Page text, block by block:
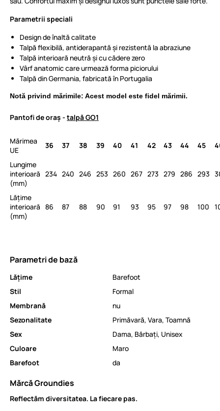
Parametrii speciali
Design de înaltă calitate
Talpă flexibilă, antiderapantă și rezistentă la abraziune
Talpă interioară neutră și cu cădere zero
Vârf anatomic care urmează forma piciorului
Talpă din Germania, fabricată în Portugalia
Notă privind mărimile: Acest model este fidel mărimii.
Pantofi de oraș - talpă GO1
Mărimea
UE
36 37 38 39 40 41 42 43 44 45
Lungime
interioară
(mm)
234 240 246 253 260 267 273 279 286 293
Lățime
interioară
(mm)
86 87 88 90 91 93 95 97 98 100
Parametri de bază
Lăţime
Barefoot
Stil
Formal
Membrană
nu
Sezonalitate
Primăvară, Vara, Toamnă
Sex
Dama, Bărbați, Unisex
Culoare
Maro
Barefoot
da
Mărcă Groundies
Reflectăm diversitatea. La fiecare pas.